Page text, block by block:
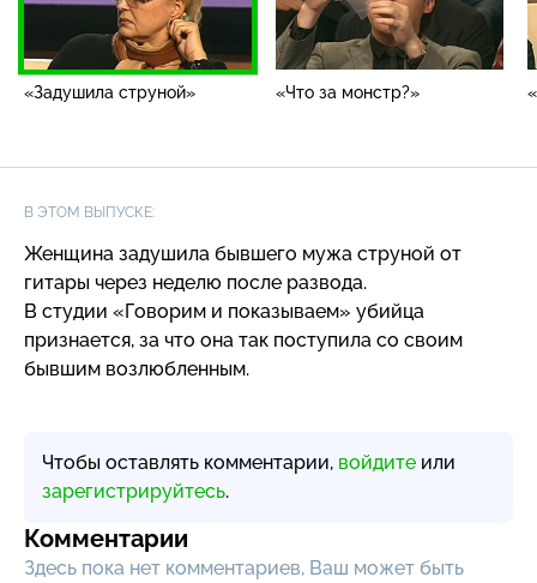
«Задушила струной» «Что за монстр?»
В ЭТОМ ВЫПУСКЕ:
Женщина задушила бывшего мужа струной от
гитары через неделю после развода.
В студии «Говорим и показываем» убийца
признается, за что она так поступила со своим
бывшим возлюбленным.
Чтобы оставлять комментарии, войдите или
зарегистрируйтесь.
Комментарии
Здесь пока нет комментариев, Ваш может быть